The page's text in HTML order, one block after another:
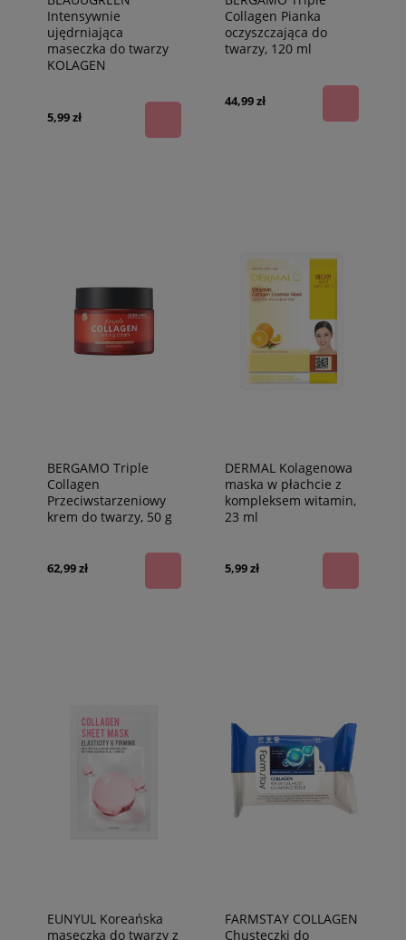
Intensywnie
ujędrniająca
maseczka do twarzy
KOLAGEN
5,99 zł
Collagen Pianka
oczyszczająca do
twarzy, 120 ml
44,99 zł
BERGAMO Triple
Collagen
Przeciwstarzeniowy
krem do twarzy, 50 g
62,99 zł
DERMAL Kolagenowa
maska w płachcie z
kompleksem witamin,
23 ml
5,99 zł
EUNYUL Koreańska
maseczka do twarzy z
FARMSTAY COLLAGEN
Chusteczki do